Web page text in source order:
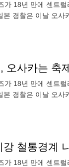
18년 만에 센트
경찰은 이날 오
오사카는 축
18년 만에 센트
경찰은 이날 오
철통경계
18년 만에 센트